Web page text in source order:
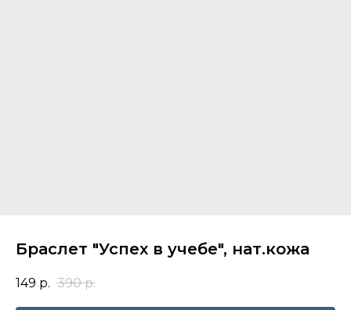
Браслет "Успех в учебе", нат.кожа
149 р. 390 р.